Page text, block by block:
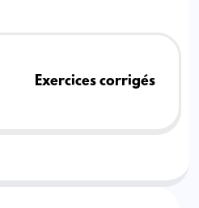
Exercices corrigés